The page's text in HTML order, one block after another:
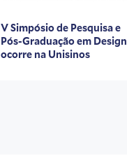
V Simpósio de Pesquisa e
Pós-Graduação em Design
ocorre na Unisinos